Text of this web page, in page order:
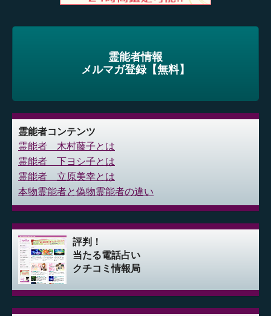
霊能者情報
メルマガ登録【無料】
霊能者コンテンツ
霊能者 木村藤子とは
霊能者 下ヨシ子とは
霊能者 立原美幸とは
本物霊能者と偽物霊能者の違い
評判！
当たる電話占い
クチコミ情報局